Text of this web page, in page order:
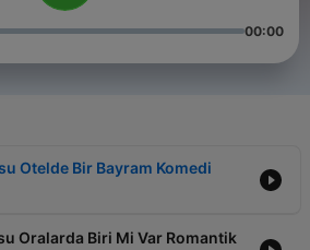
00:00
Otelde Bir Bayram Komedi
Oralarda Biri Mi Var Romantik